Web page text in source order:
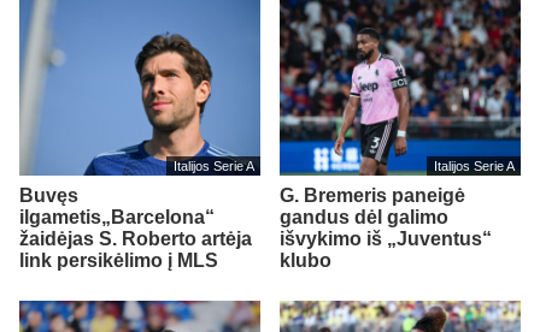
Italijos Serie A
Buvęs
ilgametis„Barcelona“
žaidėjas S. Roberto artėja
link persikėlimo į MLS
Italijos Serie A
G. Bremeris paneigė
gandus dėl galimo
išvykimo iš „Juventus“
klubo